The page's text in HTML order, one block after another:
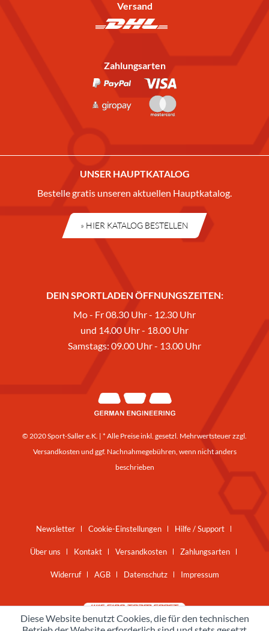
Versand
Zahlungsarten
UNSER HAUPTKATALOG
Bestelle gratis unseren aktuellen Hauptkatalog.
» HIER KATALOG BESTELLEN
DEIN SPORTLADEN ÖFFNUNGSZEITEN:
Mo - Fr 08.30 Uhr - 12.30 Uhr
und 14.00 Uhr - 18.00 Uhr
Samstags: 09.00 Uhr - 13.00 Uhr
© 2020 Sport-Saller e.K. | * Alle Preise inkl. gesetzl. Mehrwertsteuer zzgl.
Versandkosten und ggf. Nachnahmegebühren, wenn nicht anders
beschrieben
Newsletter Cookie-Einstellungen Hilfe / Support
Über uns Kontakt Versandkosten Zahlungsarten
Widerruf AGB Datenschutz Impressum
Diese Website benutzt Cookies, die für den technischen